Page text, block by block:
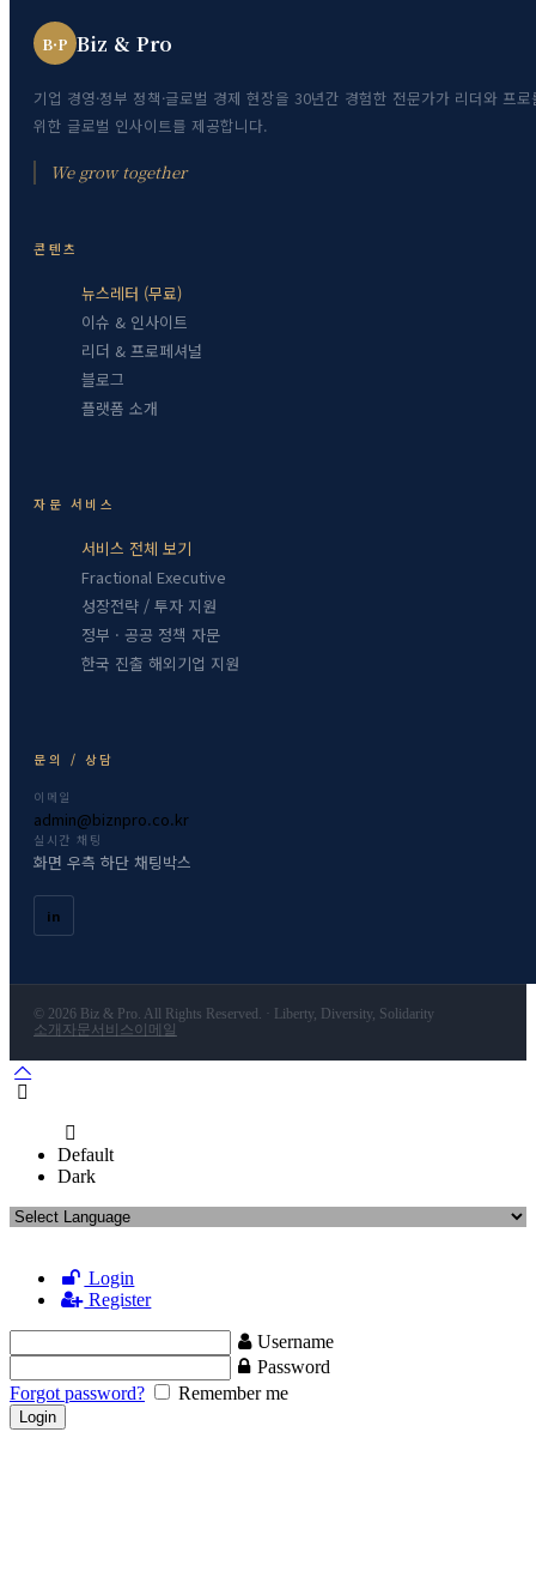
B·P Biz & Pro
기업 경영·정부 정책·글로벌 경제 현장을 30년간 경험한 전문가가 리더와 프로
위한 글로벌 인사이트를 제공합니다.
We grow together
콘텐츠
뉴스레터 (무료)
이슈 & 인사이트
리더 & 프로페셔널
블로그
플랫폼 소개
자문 서비스
서비스 전체 보기
Fractional Executive
성장전략 / 투자 지원
정부 · 공공 정책 자문
한국 진출 해외기업 지원
문의 / 상담
이메일
admin@biznpro.co.kr
실시간 채팅
화면 우측 하단 채팅박스
in
© 2026 Biz & Pro. All Rights Reserved. · Liberty, Diversity, Solidarity
소개 자문서비스이메일
Default
Dark
Login
Register
Username
Password
Forgot password?
Remember me